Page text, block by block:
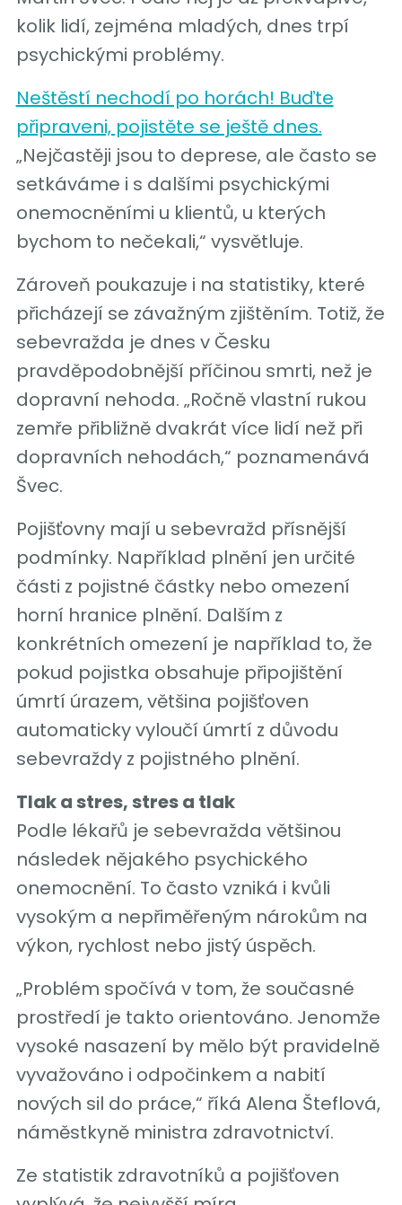
kolik lidí, zejména mladých, dnes trpí
psychickými problémy.
Neštěstí nechodí po horách! Buďte
připraveni, pojistěte se ještě dnes.
„Nejčastěji jsou to deprese, ale často se
setkáváme i s dalšími psychickými
onemocněními u klientů, u kterých
bychom to nečekali,“ vysvětluje.
Zároveň poukazuje i na statistiky, které
přicházejí se závažným zjištěním. Totiž, že
sebevražda je dnes v Česku
pravděpodobnější příčinou smrti, než je
dopravní nehoda. „Ročně vlastní rukou
zemře přibližně dvakrát více lidí než při
dopravních nehodách,“ poznamenává
Švec.
Pojišťovny mají u sebevražd přísnější
podmínky. Například plnění jen určité
části z pojistné částky nebo omezení
horní hranice plnění. Dalším z
konkrétních omezení je například to, že
pokud pojistka obsahuje připojištění
úmrtí úrazem, většina pojišťoven
automaticky vyloučí úmrtí z důvodu
sebevraždy z pojistného plnění.
Tlak a stres, stres a tlak
Podle lékařů je sebevražda většinou
následek nějakého psychického
onemocnění. To často vzniká i kvůli
vysokým a nepřiměřeným nárokům na
výkon, rychlost nebo jistý úspěch.
„Problém spočívá v tom, že současné
prostředí je takto orientováno. Jenomže
vysoké nasazení by mělo být pravidelně
vyvažováno i odpočinkem a nabití
nových sil do práce,“ říká Alena Šteflová,
náměstkyně ministra zdravotnictví.
Ze statistik zdravotníků a pojišťoven